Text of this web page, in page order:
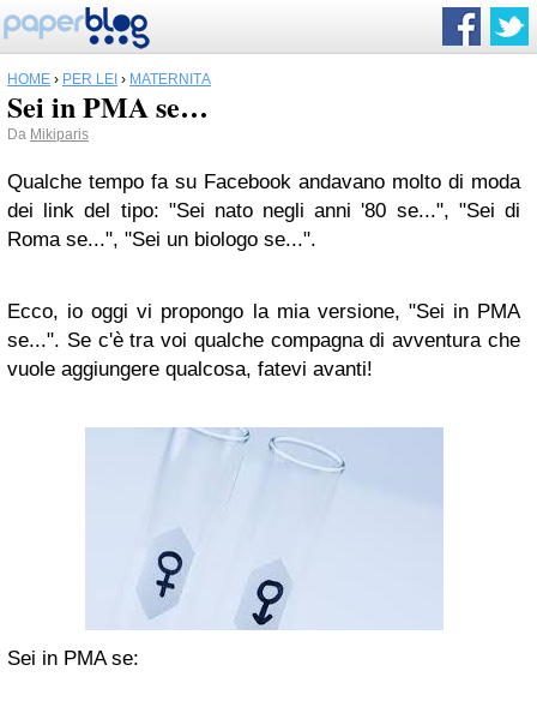
HOME › PER LEI › MATERNITÀ
Sei in PMA se…
Da Mikiparis
Qualche tempo fa su Facebook andavano molto di moda
dei link del tipo: "Sei nato negli anni '80 se...", "Sei di
Roma se...", "Sei un biologo se...".
Ecco, io oggi vi propongo la mia versione, "Sei in PMA
se...". Se c'è tra voi qualche compagna di avventura che
vuole aggiungere qualcosa, fatevi avanti!
Sei in PMA se: